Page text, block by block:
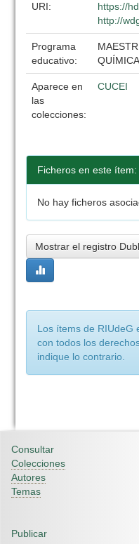
URI:
https://
http://
Programa
educativo:
QUÍMICA
Aparece en
las
colecciones:
CUCEI
Ficheros en este ítem:
No hay ficheros
Mostrar el registro
Los ítems de RIUdeG
con todos los
indique lo contrario.
Consultar
Colecciones
Autores
Temas
Publicar